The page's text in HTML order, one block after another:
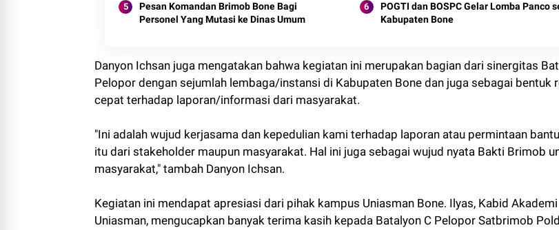
Pesan Komandan Brimob Bone Bagi
Personel Yang Mutasi ke Dinas Umum
POGTI dan BOSPC Gelar Lomba Panco
Kabupaten Bone
Danyon Ichsan juga mengatakan bahwa kegiatan ini merupakan bagian dari sinergitas
Pelopor dengan sejumlah lembaga/instansi di Kabupaten Bone dan juga sebagai bentuk
cepat terhadap laporan/informasi dari masyarakat.
"Ini adalah wujud kerjasama dan kepedulian kami terhadap laporan atau permintaan
itu dari stakeholder maupun masyarakat. Hal ini juga sebagai wujud nyata Bakti Brimob
masyarakat," tambah Danyon Ichsan.
Kegiatan ini mendapat apresiasi dari pihak kampus Uniasman Bone. Ilyas, Kabid Akademi
Uniasman, mengucapkan banyak terima kasih kepada Batalyon C Pelopor Satbrimob